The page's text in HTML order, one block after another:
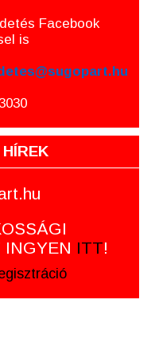
Facebook
is
INGYEN ITT!